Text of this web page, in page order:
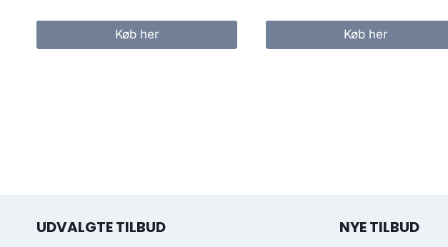
Køb her Køb her
UDVALGTE TILBUD NYE TILBUD